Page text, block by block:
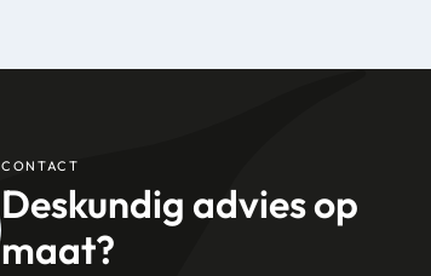
CONTACT
Deskundig advies op
maat?